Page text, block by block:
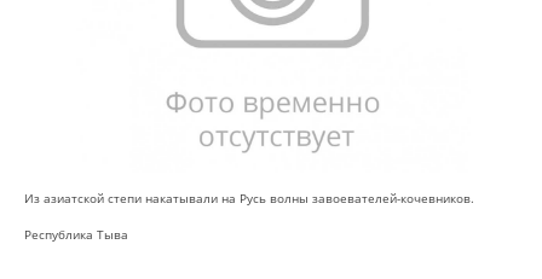
Из азиатской степи накатывали на Русь волны завоевателей-кочевников.
Республика Тыва